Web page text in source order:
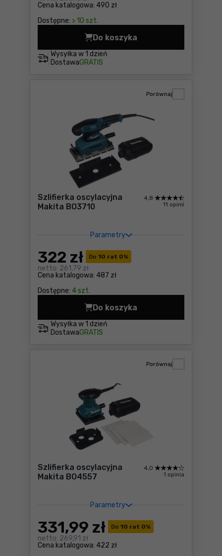
Cena katalogowa: 490 zł
Dostępne: > 10 szt.
Wysyłka w 1 dzień
DostawaGRATIS
Do koszyka
Szlifierka oscylacyjna
Szlifierka oscylacyjna
Makita BO3710
Parametry
4,8
11 opinii
Do 10 rat 0%
Cena katalogowa: 487 zł
322 zł
netto: 261,79 zł
Dostępne: 4 szt.
Porównaj
Wysyłka w 1 dzień
DostawaGRATIS
Do koszyka
Szlifierka oscylacyjna
Szlifierka oscylacyjna
Makita BO4557
Parametry
4,0
1 opinia
Do 10 rat 0%
Cena katalogowa: 422 zł
331,99 zł
netto: 269,91 zł
Porównaj